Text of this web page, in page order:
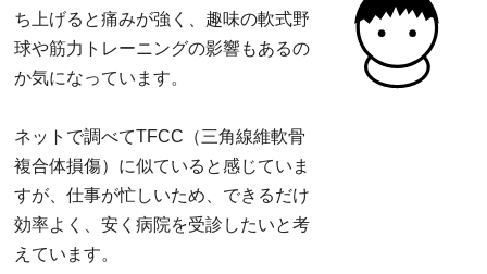
ち上げると痛みが強く、趣味の軟式野
球や筋力トレーニングの影響もあるの
か気になっています。
ネットで調べてTFCC（三角線維軟骨
複合体損傷）に似ていると感じていま
すが、仕事が忙しいため、できるだけ
効率よく、安く病院を受診したいと考
えています。